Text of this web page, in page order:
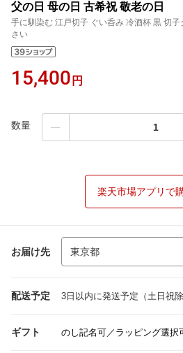
父の日 母の日 古希祝 敬老の日
手に馴染む 江戸切子 ぐい呑み 冷酒杯 黒 切
さい
15,400 円
数量
楽天市場アプリで
お届け先
配送予定 3日以内に発送予定（土日祝除
ギフト のし記名可／ラッピング選択